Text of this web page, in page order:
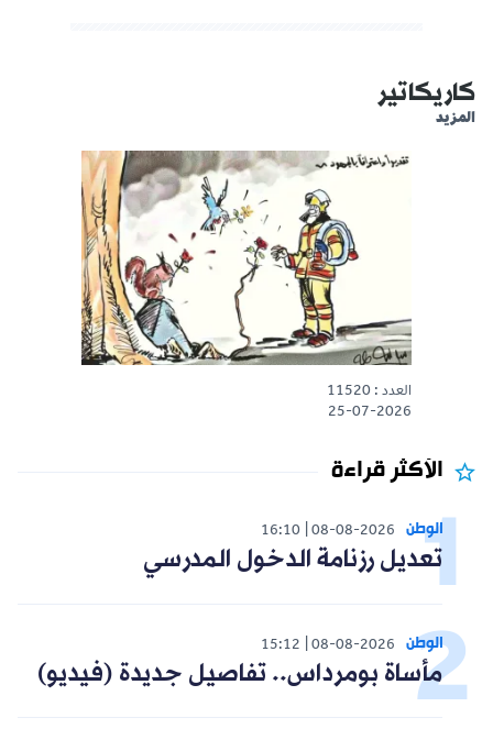
كاريكاتير
المزيد
العدد : 11520
25-07-2026
الأكثر قراءة
الوطن 08-08-2026
16:10
تعديل رزنامة الدخول المدرسي
الوطن 08-08-2026
15:12
مأساة بومرداس.. تفاصيل جديدة (فيديو)